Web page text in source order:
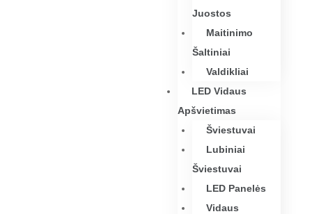
Juostos
Maitinimo
Šaltiniai
Valdikliai
LED Vidaus
Apšvietimas
Šviestuvai
Lubiniai
Šviestuvai
LED Panelės
Vidaus